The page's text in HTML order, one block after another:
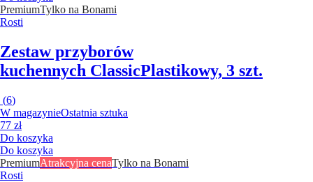
PremiumTylko na Bonami
Rosti
Zestaw przyborów
kuchennych ClassicPlastikowy, 3 szt.
(6)
W magazynieOstatnia sztuka
77 zł
Do koszyka
Do koszyka
PremiumAtrakcyjna cenaTylko na Bonami
Rosti